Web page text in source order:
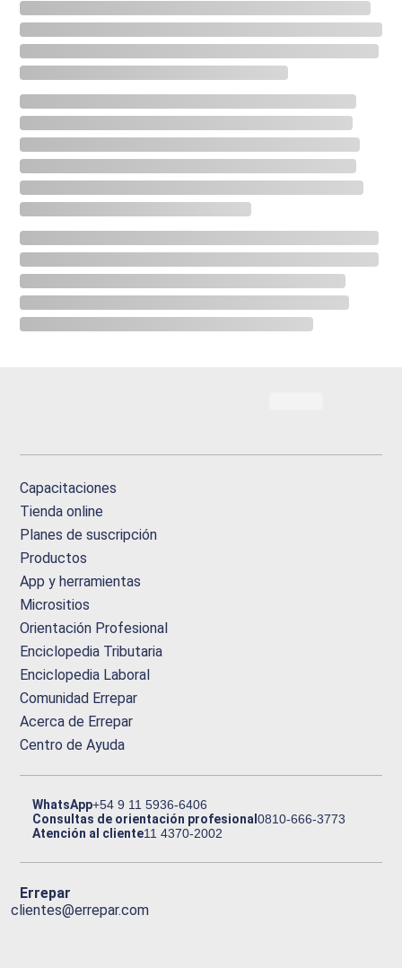
Capacitaciones
Tienda online
Planes de suscripción
Productos
App y herramientas
Micrositios
Orientación Profesional
Enciclopedia Tributaria
Enciclopedia Laboral
Comunidad Errepar
Acerca de Errepar
Centro de Ayuda
WhatsApp+54 9 11 5936-6406
Consultas de orientación profesional0810-666-3773
Atención al cliente11 4370-2002
Errepar
clientes@errepar.com